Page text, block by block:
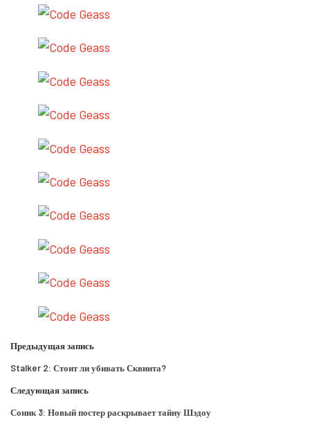
Предыдущая запись
Stalker 2: Стоит ли убивать Сквинта?
Следующая запись
Соник 3: Новый постер раскрывает тайну Шэдоу